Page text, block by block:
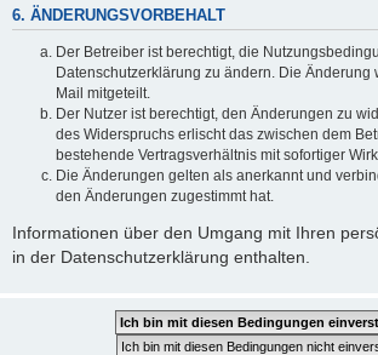
6. ÄNDERUNGSVORBEHALT
Der Betreiber ist berechtigt, die
Datenschutzerklärung zu ändern. Die Änderung
Mail mitgeteilt.
Der Nutzer ist berechtigt, den Änderungen zu
des Widerspruchs erlischt das zwischen dem
bestehende Vertragsverhältnis mit sofortiger
Die Änderungen gelten als anerkannt und
den Änderungen zugestimmt hat.
Informationen über den Umgang mit Ihren
in der Datenschutzerklärung enthalten.